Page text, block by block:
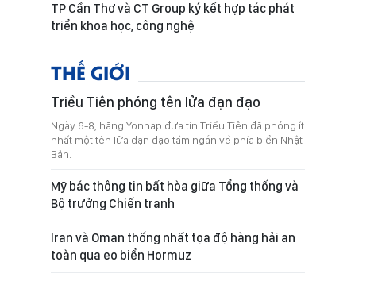
TP Cần Thơ và CT Group ký kết hợp tác phát
triển khoa học, công nghệ
THẾ GIỚI
Triều Tiên phóng tên lửa đạn đạo
Ngày 6-8, hãng Yonhap đưa tin Triều Tiên đã phóng ít
nhất một tên lửa đạn đạo tầm ngắn về phía biển Nhật
Bản.
Mỹ bác thông tin bất hòa giữa Tổng thống và
Bộ trưởng Chiến tranh
Iran và Oman thống nhất tọa độ hàng hải an
toàn qua eo biển Hormuz